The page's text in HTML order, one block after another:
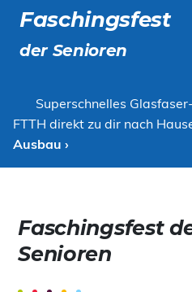
Faschingsfest
der Senioren
Superschnelles
FTTH direkt zu dir nach
Ausbau ›
Faschingsfest
Senioren